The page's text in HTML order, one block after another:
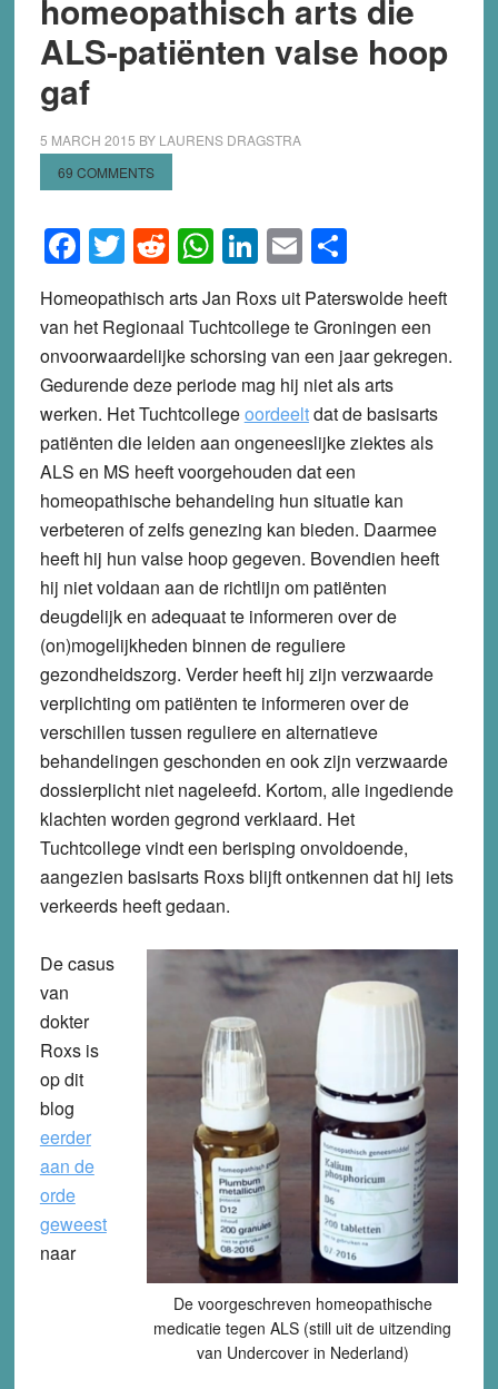
homeopathisch arts die
ALS-patiënten valse hoop
gaf
5 MARCH 2015 BY LAURENS DRAGSTRA
69 COMMENTS
Facebook
Twitter
Reddit
WhatsApp
LinkedIn
EmailShare
Homeopathisch arts Jan Roxs uit Paterswolde heeft
van het Regionaal Tuchtcollege te Groningen een
onvoorwaardelijke schorsing van een jaar gekregen.
Gedurende deze periode mag hij niet als arts
werken. Het Tuchtcollegeoordeeltdat de basisarts
patiënten die leiden aan ongeneeslijke ziektes als
ALS en MS heeft voorgehouden dat een
homeopathische behandeling hun situatie kan
verbeteren of zelfs genezing kan bieden. Daarmee
heeft hij hun valse hoop gegeven. Bovendien heeft
hij niet voldaan aan de richtlijn om patiënten
deugdelijk en adequaat te informeren over de
(on)mogelijkheden binnen de reguliere
gezondheidszorg. Verder heeft hij zijn verzwaarde
verplichting om patiënten te informeren over de
verschillen tussen reguliere en alternatieve
behandelingen geschonden en ook zijn verzwaarde
dossierplicht niet nageleefd. Kortom, alle ingediende
klachten worden gegrond verklaard. Het
Tuchtcollege vindt een berisping onvoldoende,
aangezien basisarts Roxs blijft ontkennen dat hij iets
verkeerds heeft gedaan.
De voorgeschreven homeopathische
medicatie tegen ALS (still uit de uitzending
van Undercover in Nederland)
De casus
van
dokter
Roxs is
op dit
blog
eerder
aan de
orde
geweest
naar